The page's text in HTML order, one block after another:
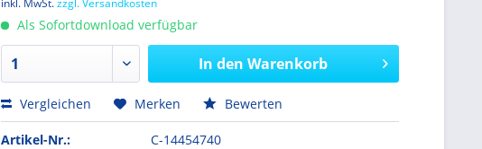
inkl. MwSt.zzgl. Versandkosten
Als Sofortdownload verfügbar
In den Warenkorb
Vergleichen Merken Bewerten
Artikel-Nr.:
C-14454740